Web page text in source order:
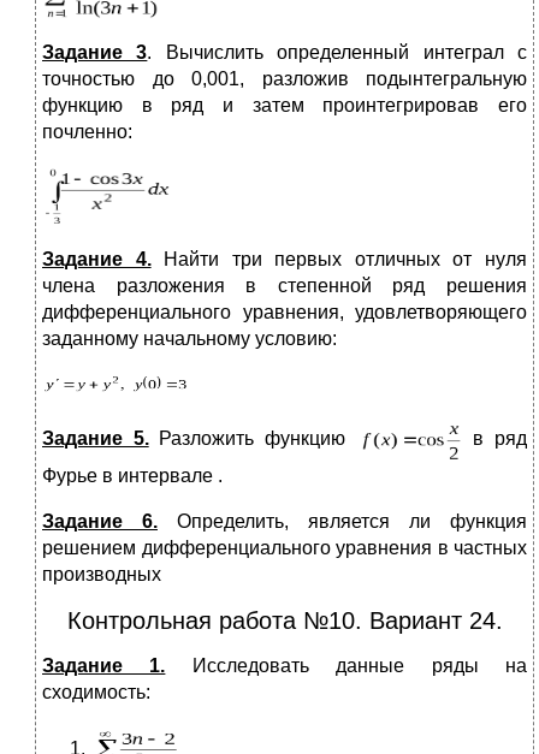
Задание 3. Вычислить определенный интеграл с
точностью до 0,001, разложив подынтегральную
функцию в ряд и затем проинтегрировав его
почленно:
Задание 4.Найти три первых отличных от нуля
члена разложения в степенной ряд решения
дифференциального уравнения, удовлетворяющего
заданному начальному условию:
Задание 5.Разложить функцию
в ряд
Фурье в интервале .
Задание 6. Определить, является ли функция
решением дифференциального уравнения в частных
производных
Контрольная работа №10. Вариант 24.
Задание 1. Исследовать данные ряды на
сходимость: